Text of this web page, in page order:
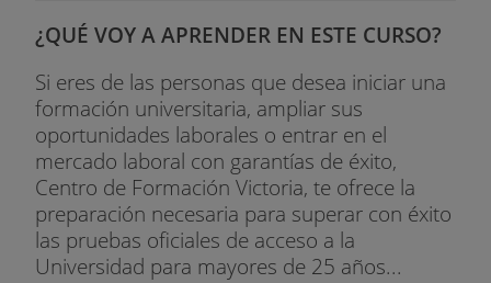
¿QUÉ VOY A APRENDER EN ESTE CURSO?
Si eres de las personas que desea iniciar una
formación universitaria, ampliar sus
oportunidades laborales o entrar en el
mercado laboral con garantías de éxito,
Centro de Formación Victoria, te ofrece la
preparación necesaria para superar con éxito
las pruebas oficiales de acceso a la
Universidad para mayores de 25 años...